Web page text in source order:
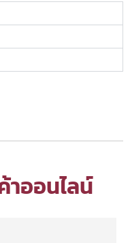
าออนไลน์